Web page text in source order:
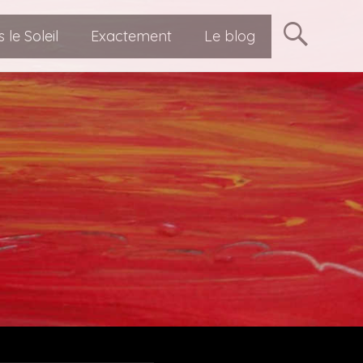
personnel Bruxelles
le Soleil Exactement Le blog